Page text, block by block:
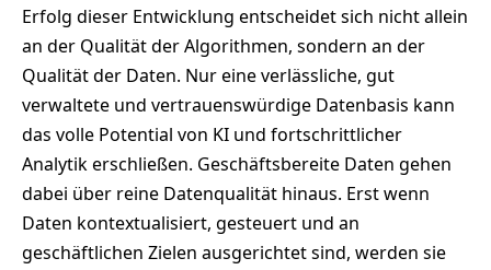
Erfolg dieser Entwicklung entscheidet sich nicht allein
an der Qualität der Algorithmen, sondern an der
Qualität der Daten. Nur eine verlässliche, gut
verwaltete und vertrauenswürdige Datenbasis kann
das volle Potential von KI und fortschrittlicher
Analytik erschließen. Geschäftsbereite Daten gehen
dabei über reine Datenqualität hinaus. Erst wenn
Daten kontextualisiert, gesteuert und an
geschäftlichen Zielen ausgerichtet sind, werden sie